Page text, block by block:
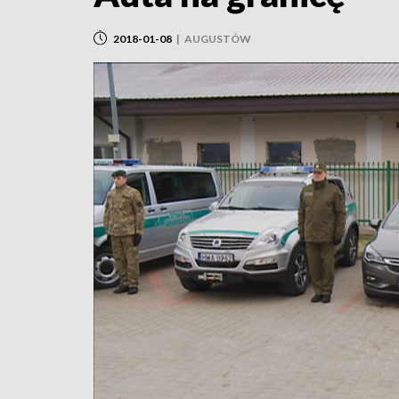
2018-01-08 | AUGUSTÓW